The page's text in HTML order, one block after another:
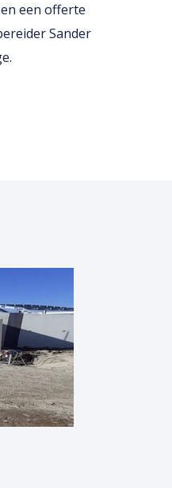
een offerte
Sander